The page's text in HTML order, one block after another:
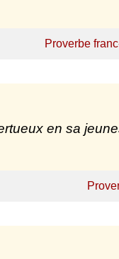
Proverbe
en sa